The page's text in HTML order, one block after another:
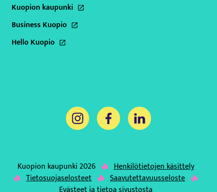
Kuopion kaupunki
Tämä linkki aukeaa uuteen välilehteen
Business Kuopio
Tämä linkki aukeaa uuteen välilehteen
Hello Kuopio
Tämä linkki aukeaa uuteen välilehteen
Kuopion kaupunki 2026 Henkilötietojen käsittely
Tämä linkki aukeaa uuteen
Tietosuojaselosteet
Tämä linkki aukeaa uuteen välilehteen
Saavutettavuusseloste
Tämä linkki aukeaa uuteen välilehteen
Tämä linkki aukeaa uuteen
Tämä linkki aukeaa